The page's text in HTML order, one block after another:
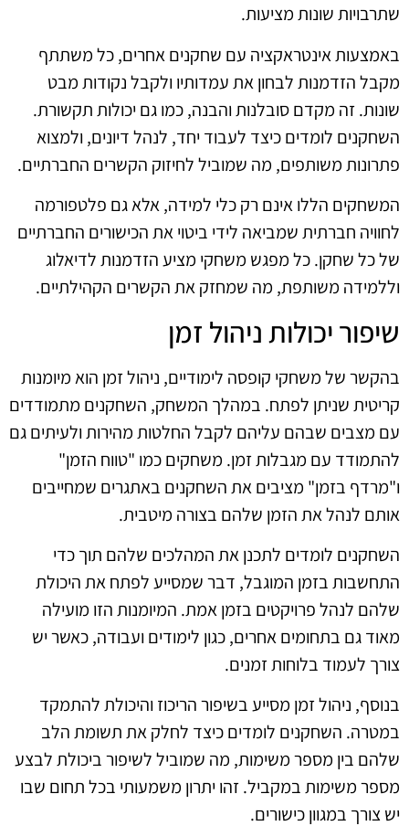
שתרבויות שונות מציעות.
באמצעות אינטראקציה עם שחקנים אחרים, כל משתתף
מקבל הזדמנות לבחון את עמדותיו ולקבל נקודות מבט
שונות. זה מקדם סובלנות והבנה, כמו גם יכולות תקשורת.
השחקנים לומדים כיצד לעבוד יחד, לנהל דיונים, ולמצוא
פתרונות משותפים, מה שמוביל לחיזוק הקשרים החברתיים.
המשחקים הללו אינם רק כלי למידה, אלא גם פלטפורמה
לחוויה חברתית שמביאה לידי ביטוי את הכישורים החברתיים
של כל שחקן. כל מפגש משחקי מציע הזדמנות לדיאלוג
וללמידה משותפת, מה שמחזק את הקשרים הקהילתיים.
שיפור יכולות ניהול זמן
בהקשר של משחקי קופסה לימודיים, ניהול זמן הוא מיומנות
קריטית שניתן לפתח. במהלך המשחק, השחקנים מתמודדים
עם מצבים שבהם עליהם לקבל החלטות מהירות ולעיתים גם
להתמודד עם מגבלות זמן. משחקים כמו "טווח הזמן"
ו"מרדף בזמן" מציבים את השחקנים באתגרים שמחייבים
אותם לנהל את הזמן שלהם בצורה מיטבית.
השחקנים לומדים לתכנן את המהלכים שלהם תוך כדי
התחשבות בזמן המוגבל, דבר שמסייע לפתח את היכולת
שלהם לנהל פרויקטים בזמן אמת. המיומנות הזו מועילה
מאוד גם בתחומים אחרים, כגון לימודים ועבודה, כאשר יש
צורך לעמוד בלוחות זמנים.
בנוסף, ניהול זמן מסייע בשיפור הריכוז והיכולת להתמקד
במטרה. השחקנים לומדים כיצד לחלק את תשומת הלב
שלהם בין מספר משימות, מה שמוביל לשיפור ביכולת לבצע
מספר משימות במקביל. זהו יתרון משמעותי בכל תחום שבו
יש צורך במגוון כישורים.